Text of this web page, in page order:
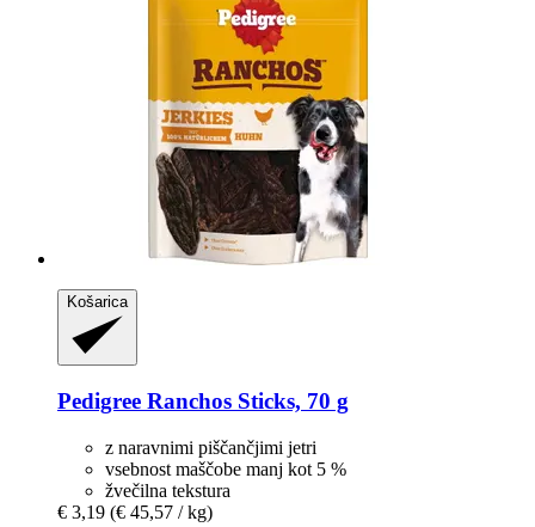
Košarica
Pedigree Ranchos Sticks, 70 g
z naravnimi piščančjimi jetri
vsebnost maščobe manj kot 5 %
žvečilna tekstura
€ 3,19 (€ 45,57 / kg)